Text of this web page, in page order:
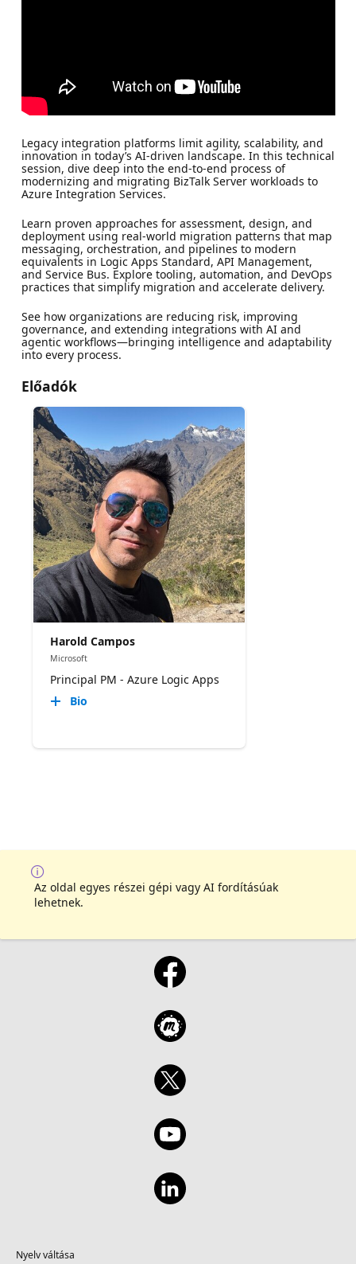
Legacy integration platforms limit agility, scalability, and
innovation in today’s AI-driven landscape. In this technical
session, dive deep into the end-to-end process of
modernizing and migrating BizTalk Server workloads to
Azure Integration Services.
Learn proven approaches for assessment, design, and
deployment using real-world migration patterns that map
messaging, orchestration, and pipelines to modern
equivalents in Logic Apps Standard, API Management,
and Service Bus. Explore tooling, automation, and DevOps
practices that simplify migration and accelerate delivery.
See how organizations are reducing risk, improving
governance, and extending integrations with AI and
agentic workflows—bringing intelligence and adaptability
into every process.
Előadók
Harold Campos
Microsoft
Principal PM - Azure Logic Apps
Bio
Az oldal egyes részei gépi vagy AI fordításúak
lehetnek.
Nyelv váltása